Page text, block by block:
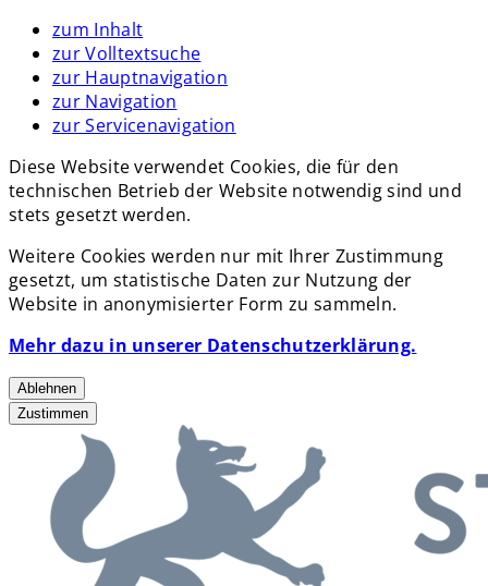
zum Inhalt
zur Volltextsuche
zur Hauptnavigation
zur Navigation
zur Servicenavigation
Diese Website verwendet Cookies, die für den
technischen Betrieb der Website notwendig sind und
stets gesetzt werden.
Weitere Cookies werden nur mit Ihrer Zustimmung
gesetzt, um statistische Daten zur Nutzung der
Website in anonymisierter Form zu sammeln.
Mehr dazu in unserer Datenschutzerklärung.
Ablehnen
Zustimmen